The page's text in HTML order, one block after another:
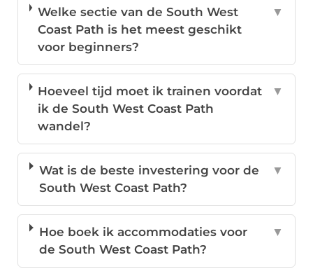
Welke sectie van de South West
Coast Path is het meest geschikt
voor beginners?
▼
Hoeveel tijd moet ik trainen voordat
ik de South West Coast Path
wandel?
▼
Wat is de beste investering voor de
South West Coast Path?
▼
Hoe boek ik accommodaties voor
de South West Coast Path?
▼